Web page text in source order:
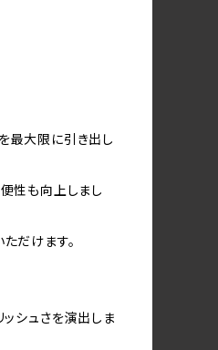
最大限に引き出し
性も向上しまし
だけます。
ッシュさを演出しま